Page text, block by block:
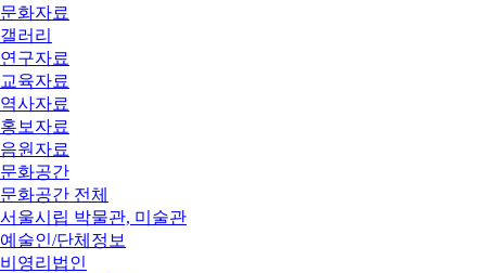
문화자료
갤러리
연구자료
교육자료
역사자료
홍보자료
음원자료
문화공간
문화공간 전체
서울시립 박물관, 미술관
예술인/단체정보
비영리법인